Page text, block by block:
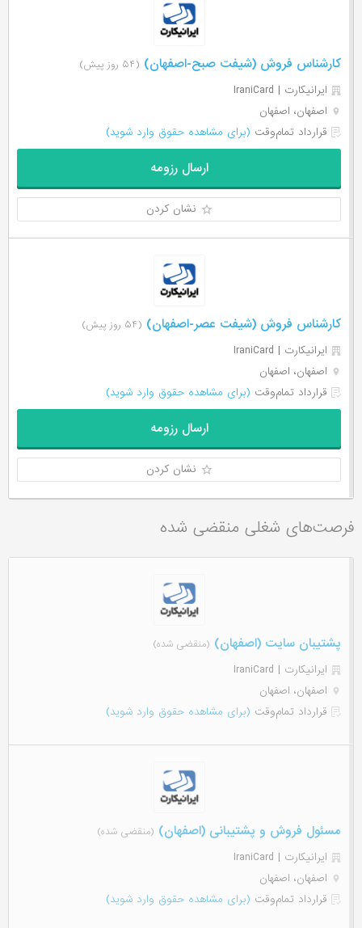
کارشناس فروش (شیفت صبح-اصفهان) (۵۴ روز پیش)
ایرانیکارت | IraniCard
اصفهان، اصفهان
قرارداد تمام‌وقت (برای مشاهده حقوق وارد شوید)
ارسال رزومه
نشان کردن
کارشناس فروش (شیفت عصر-اصفهان) (۵۴ روز پیش)
ایرانیکارت | IraniCard
اصفهان، اصفهان
قرارداد تمام‌وقت (برای مشاهده حقوق وارد شوید)
ارسال رزومه
نشان کردن
فرصت‌های شغلی منقضی شده
پشتیبان سایت (اصفهان) (منقضی شده)
ایرانیکارت | IraniCard
اصفهان، اصفهان
قرارداد تمام‌وقت (برای مشاهده حقوق وارد شوید)
مسئول فروش و پشتیبانی (اصفهان) (منقضی شده)
ایرانیکارت | IraniCard
اصفهان، اصفهان
قرارداد تمام‌وقت (برای مشاهده حقوق وارد شوید)